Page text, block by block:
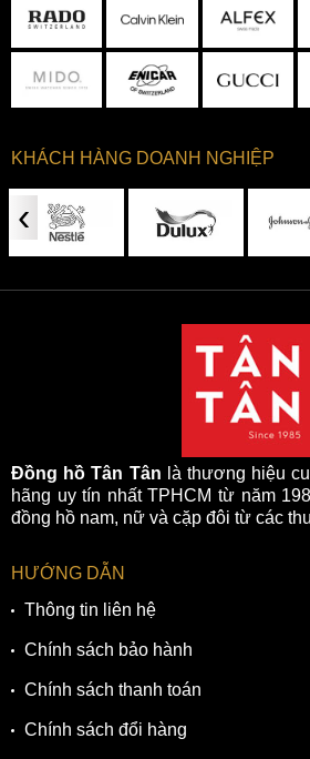
KHÁCH HÀNG DOANH NGHIỆP
‹
Đồng hồ Tân Tân là thương hiệu
hãng uy tín nhất TPHCM từ năm
đồng hồ nam, nữ và cặp đôi từ các
HƯỚNG DẪN
Thông tin liên hệ
Chính sách bảo hành
Chính sách thanh toán
Chính sách đổi hàng